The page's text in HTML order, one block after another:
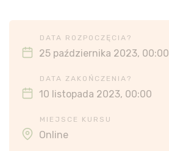
DATA ROZPOCZĘCIA?
25 października 2023, 00:00
DATA ZAKOŃCZENIA?
10 listopada 2023, 00:00
MIEJSCE KURSU
Online